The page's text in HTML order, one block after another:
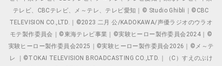
テレビ、CBCテレビ、メ～テレ、テレビ愛知｜© Studio Ghibli｜©CBC
TELEVISION CO.,LTD.｜©2023 二月 公/KADOKAWA/声優ラジオのウラオ
モテ製作委員会｜©東海テレビ事業｜©実験ヒーロー製作委員会2024｜©
実験ヒーロー製作委員会2025｜©実験ヒーロー製作委員会2026｜©メ～テ
レ ｜©TOKAI TELEVISION BROADCASTING CO.,LTD.｜（C）すえのぶけ